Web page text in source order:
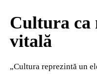
Cultura ca
vitală
„Cultura reprezintă un